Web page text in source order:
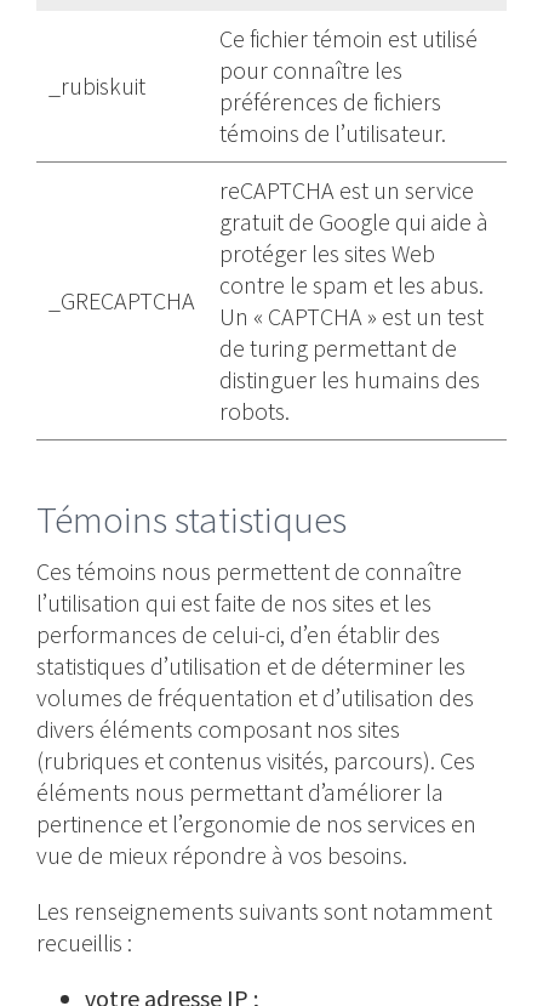
_rubiskuit
Ce fichier témoin est utilisé
pour connaître les
préférences de fichiers
témoins de l’utilisateur.
_GRECAPTCHA
reCAPTCHA est un service
gratuit de Google qui aide à
protéger les sites Web
contre le spam et les abus.
Un « CAPTCHA » est un test
de turing permettant de
distinguer les humains des
robots.
Témoins statistiques
Ces témoins nous permettent de connaître
l’utilisation qui est faite de nos sites et les
performances de celui-ci, d’en établir des
statistiques d’utilisation et de déterminer les
volumes de fréquentation et d’utilisation des
divers éléments composant nos sites
(rubriques et contenus visités, parcours). Ces
éléments nous permettant d’améliorer la
pertinence et l’ergonomie de nos services en
vue de mieux répondre à vos besoins.
Les renseignements suivants sont notamment
recueillis :
votre adresse IP ;